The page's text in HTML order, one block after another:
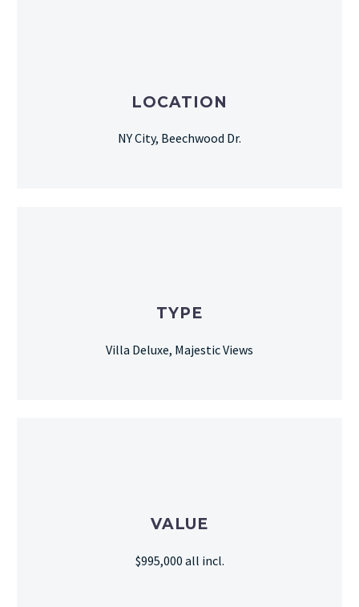
LOCATION
NY City, Beechwood Dr.
TYPE
Villa Deluxe, Majestic Views
VALUE
$995,000 all incl.